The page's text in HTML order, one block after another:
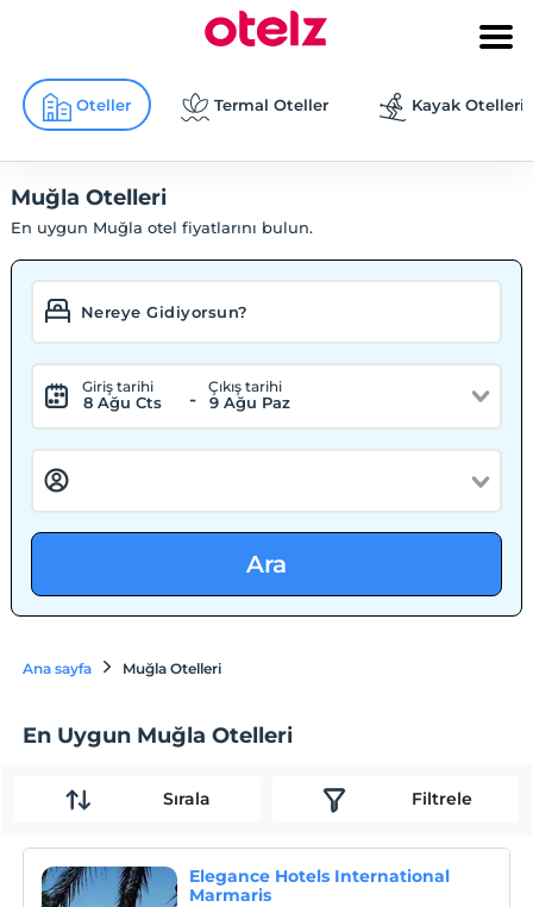
Oteller Termal Oteller Kayak Otelleri
Muğla Otelleri
En uygun Muğla otel fiyatlarını bulun.
Giriş tarihi
8 Ağu Cts -
Çıkış tarihi
9 Ağu Paz
Ara
Ana sayfa Muğla Otelleri
En Uygun Muğla Otelleri
Sırala Filtrele
Elegance Hotels International
Marmaris